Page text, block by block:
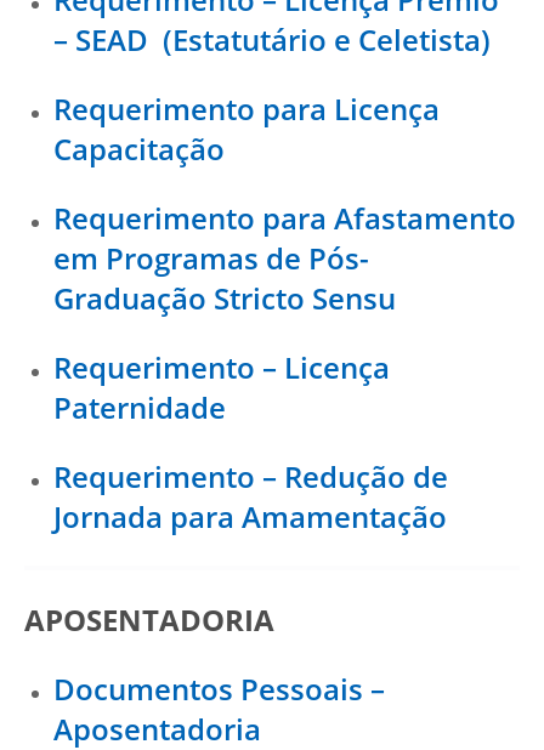
– SEAD (Estatutário e Celetista)
Requerimento para Licença
Capacitação
Requerimento para Afastamento
em Programas de Pós-
Graduação Stricto Sensu
Requerimento – Licença
Paternidade
Requerimento – Redução de
Jornada para Amamentação
APOSENTADORIA
Documentos Pessoais –
Aposentadoria